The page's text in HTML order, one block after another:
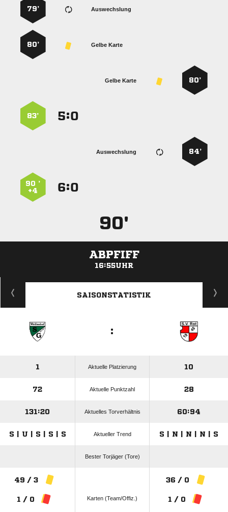
Auswechslung
79’
Gelbe Karte
80’
80’
Gelbe Karte
:
83’
84’
Auswechslung
:
90 ’
+4
90'
ABPFIFF
16:55UHR
ANZEIGE
SAISONSTATISTIK
:
1 Aktuelle Platzierung 10
72 Aktuelle Punktzahl 28
131:20 Aktuelles Torverhältnis 60:94
S | U | S | S | S Aktueller Trend S | N | N | N | S
Bester Torjäger (Tore)
49 / 3
1 / 0 Karten (Team/Offiz.)
36 / 0
1 / 0